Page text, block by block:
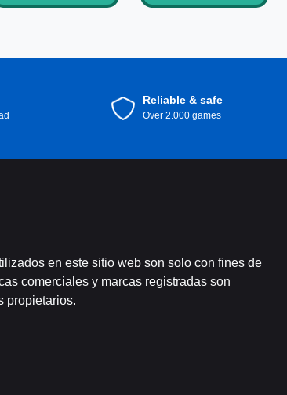
Reliable & safe
Over 2.000 games
en este sitio web son solo con fines de
comerciales y marcas registradas son
propietarios.